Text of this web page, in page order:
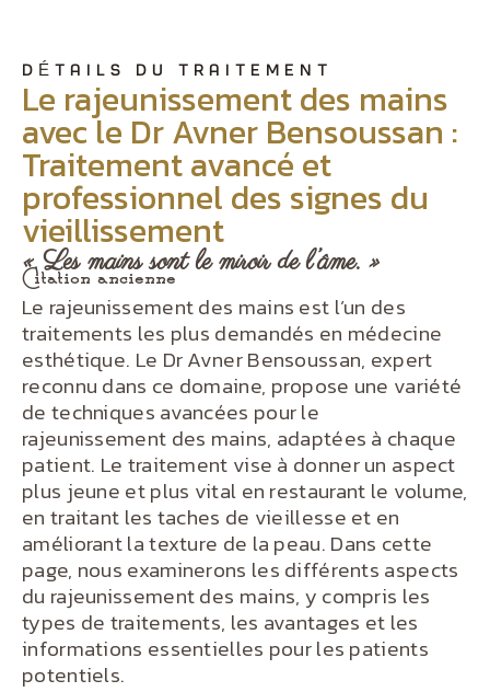
DÉTAILS DU TRAITEMENT
Le rajeunissement des mains
avec le Dr Avner Bensoussan :
Traitement avancé et
professionnel des signes du
vieillissement
« Les mains sont le miroir de l’âme. »
Citation ancienne
Le rajeunissement des mains est l’un des
traitements les plus demandés en médecine
esthétique. Le Dr Avner Bensoussan, expert
reconnu dans ce domaine, propose une variété
de techniques avancées pour le
rajeunissement des mains, adaptées à chaque
patient. Le traitement vise à donner un aspect
plus jeune et plus vital en restaurant le volume,
en traitant les taches de vieillesse et en
améliorant la texture de la peau. Dans cette
page, nous examinerons les différents aspects
du rajeunissement des mains, y compris les
types de traitements, les avantages et les
informations essentielles pour les patients
potentiels.